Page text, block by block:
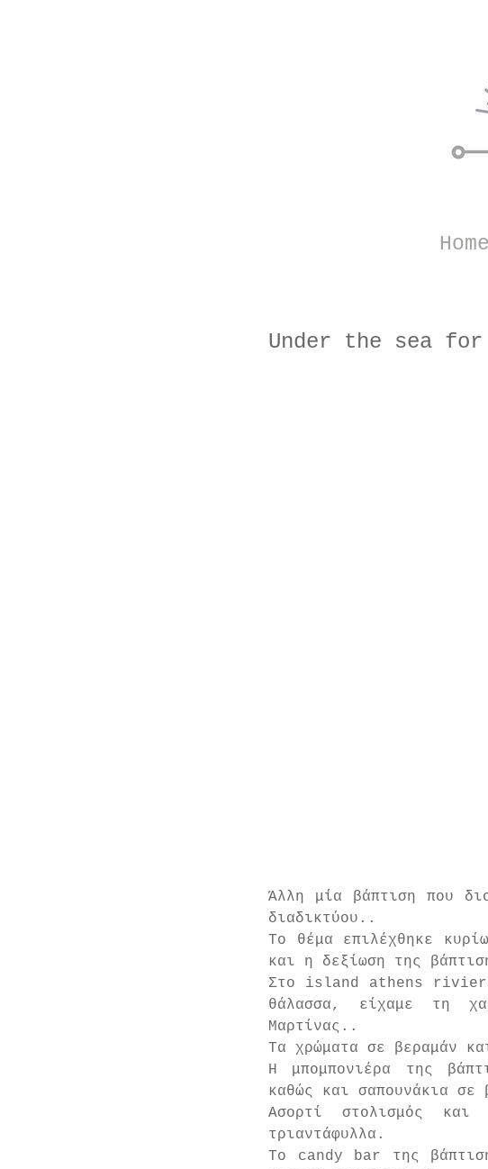
Home
Under the sea
Άλλη μία βάπτιση που
διαδικτύου..
Το θέμα επιλέχθηκε
και η δεξίωση της
Στο island athens
θάλασσα, είχαμε τη
Μαρτίνας..
Τα χρώματα σε βεραμάν
Η μπομπονιέρα της
καθώς και σαπουνάκια σε
Ασορτί στολισμός
τριαντάφυλλα.
Το candy bar της